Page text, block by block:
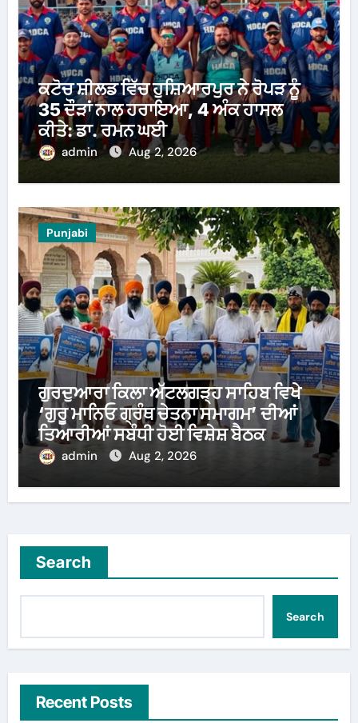
ਕਟੋਚ ਸ਼ੀਲਡ ਵਿੱਚ ਹੁਸ਼ਿਆਰਪੁਰ ਨੇ ਰੋਪੜ ਨੂੰ
35 ਦੌੜਾਂ ਨਾਲ ਹਰਾਇਆ, 4 ਅੰਕ ਹਾਸਲ
ਕੀਤੇ: ਡਾ. ਰਮਨ ਘਈ
admin Aug 2, 2026
Punjabi
ਗੁਰਦੁਆਰਾ ਕਿਲਾ ਅੱਟਲਗੜ੍ਹ ਸਾਹਿਬ ਵਿਖੇ
‘ਗੁਰੂ ਮਾਨਿਓ ਗ੍ਰੰਥ ਚੇਤਨਾ ਸਮਾਗਮ’ ਦੀਆਂ
ਤਿਆਰੀਆਂ ਸਬੰਧੀ ਹੋਈ ਵਿਸ਼ੇਸ਼ ਬੈਠਕ
admin Aug 2, 2026
Search
Search
Recent Posts